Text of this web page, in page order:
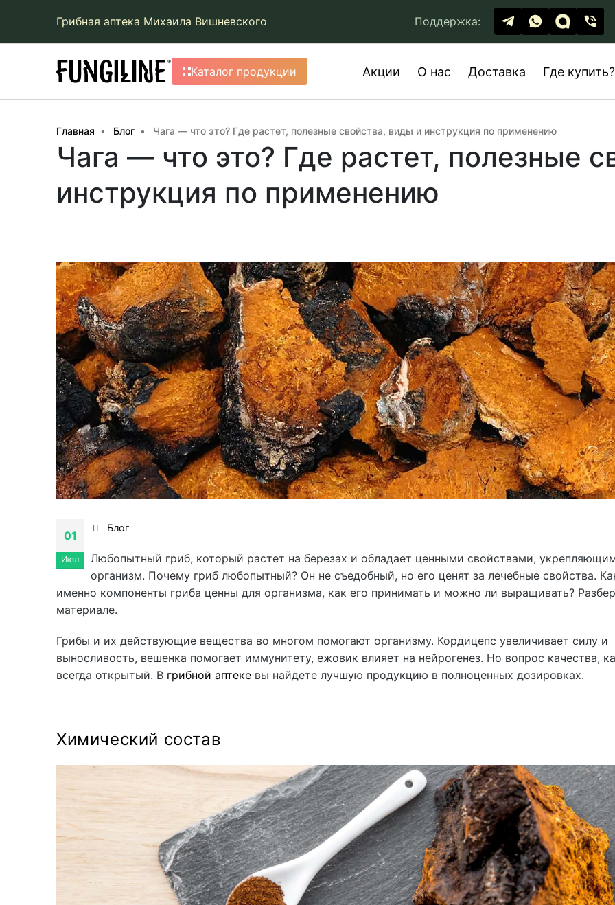
Грибная аптека Михаила Вишневского Поддержка:
Каталог продукции Акции О нас Доставка Где купить?
Главная Блог Чага — что это? Где растет, полезные свойства, виды и инструкция по применению
Чага — что это? Где растет, полезные
инструкция по применению
01
Июл
Блог
Любопытный гриб, который растет на березах и обладает ценными свойствами,
организм. Почему гриб любопытный? Он не съедобный, но его ценят за лечебные свойства.
именно компоненты гриба ценны для организма, как его принимать и можно ли выращивать?
материале.
Грибы и их действующие вещества во многом помогают организму. Кордицепс увеличивает силу и
выносливость, вешенка помогает иммунитету, ежовик влияет на нейрогенез. Но вопрос качества,
всегда открытый. В грибной аптеке вы найдете лучшую продукцию в полноценных дозировках.
Химический состав